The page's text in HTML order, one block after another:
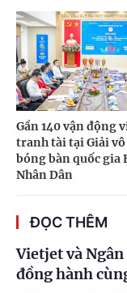
Gần 140 vận động
tranh tài tại Giải
bóng bàn quốc gia
Nhân Dân
ĐỌC THÊM
Vietjet và
đồng hành